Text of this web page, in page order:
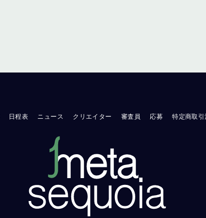
日程表 ニュース クリエイター 審査員 応募 特定商取